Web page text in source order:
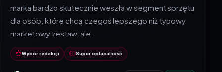
marka bardzo skutecznie weszła w segment sprzętu
dla osób, które chcą czegoś lepszego niż typowy
marketowy zestaw, ale…
Wybór redakcji Super opłacalność